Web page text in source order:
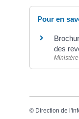
Pour en
des
© Direction de